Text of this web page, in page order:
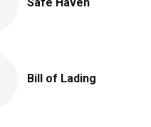
Bill of Lading